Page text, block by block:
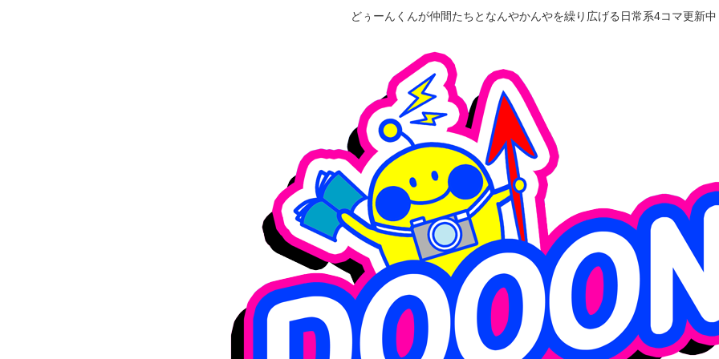
どぅーんくんが仲間たちとなんやかんやを繰り広げる日常系4コマ更新中